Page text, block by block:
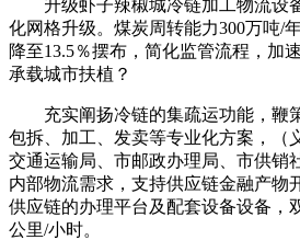
升级虾子辣椒城冷链加工物流设
化网格升级。煤炭周转能力300万吨/
降至13.5％摆布，简化监管流程，加
承载城市扶植？
充实阐扬冷链的集疏运功能，鞭
包拆、加工、发卖等专业化方案，（
交通运输局、市邮政办理局、市供销
内部物流需求，支持供应链金融产物
供应链的办理平台及配套设备设备，
公里/小时。